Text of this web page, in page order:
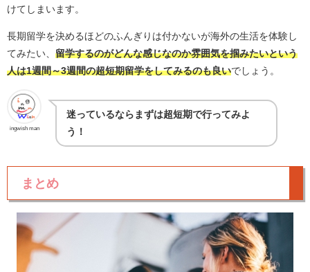
けてしまいます。
長期留学を決めるほどのふんぎりは付かないが海外の生活を体験し
てみたい、 留学するのがどんな感じなのか雰囲気を掴みたいという
人は1週間～3週間の超短期留学をしてみるのも良いでしょう。
ingwish man
迷っているならまずは超短期で行ってみよ
う！
まとめ